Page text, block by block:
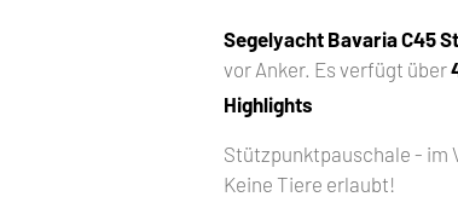
Segelyacht Bavaria C45
vor Anker. Es verfügt über
Highlights
Stützpunktpauschale - im
Keine Tiere erlaubt!